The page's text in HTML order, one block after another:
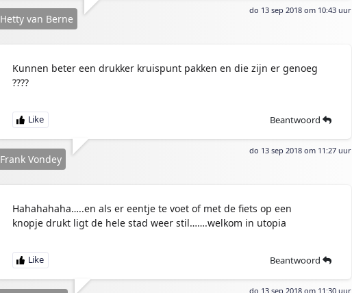
do 13 sep 2018 om 10:43 uur
Hetty van Berne
Kunnen beter een drukker kruispunt pakken en die zijn er genoeg
????
Beantwoord
do 13 sep 2018 om 11:27 uur
Frank Vondey
Hahahahaha…..en als er eentje te voet of met de fiets op een
knopje drukt ligt de hele stad weer stil…….welkom in utopia
Beantwoord
do 13 sep 2018 om 11:30 uur